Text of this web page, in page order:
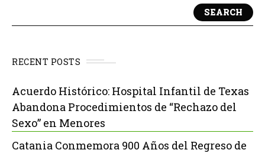
SEARCH
RECENT POSTS
Acuerdo Histórico: Hospital Infantil de Texas
Abandona Procedimientos de “Rechazo del
Sexo” en Menores
Catania Conmemora 900 Años del Regreso de